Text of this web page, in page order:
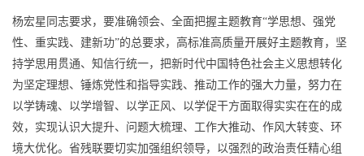
杨宏星同志要求，要准确领会、全面把握主题教育“学思想、强党
性、重实践、建新功”的总要求，高标准高质量开展好主题教育，坚
持学思用贯通、知信行统一，把新时代中国特色社会主义思想转化
为坚定理想、锤炼党性和指导实践、推动工作的强大力量，努力在
以学铸魂、以学增智、以学正风、以学促干方面取得实实在在的成
效，实现认识大提升、问题大梳理、工作大推动、作风大转变、环
境大优化。省残联要切实加强组织领导，以强烈的政治责任精心组